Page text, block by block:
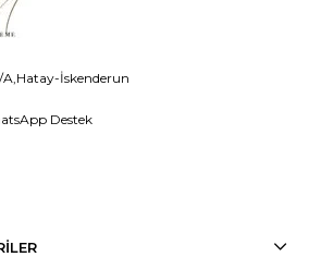
A,Hatay-İskenderun
Destek